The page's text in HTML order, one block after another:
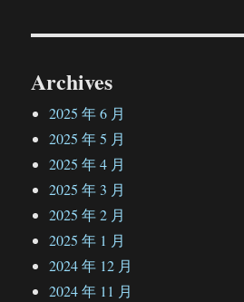
Archives
2025 年 6 月
2025 年 5 月
2025 年 4 月
2025 年 3 月
2025 年 2 月
2025 年 1 月
2024 年 12 月
2024 年 11 月